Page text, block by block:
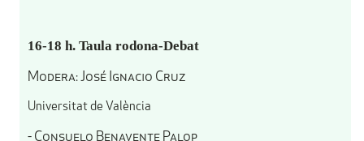
16-18 h. Taula rodona-Debat
Modera: José Ignacio Cruz
Universitat de València
- Consuelo Benavente Palop